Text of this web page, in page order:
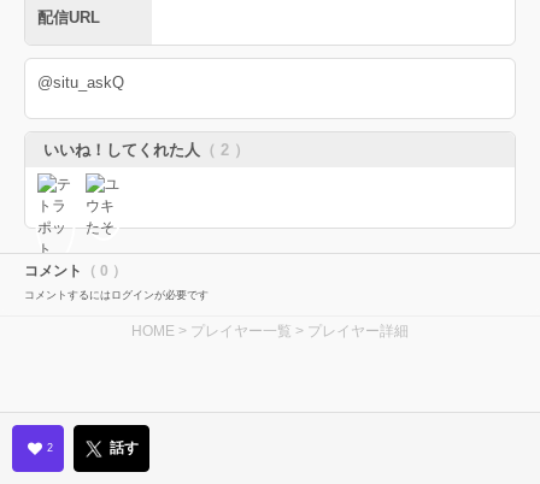
配信URL
@situ_askQ
いいね！してくれた人 （ 2 ）
コメント （ 0 ）
コメントするにはログインが必要です
HOME > プレイヤー一覧 > プレイヤー詳細
2 話す